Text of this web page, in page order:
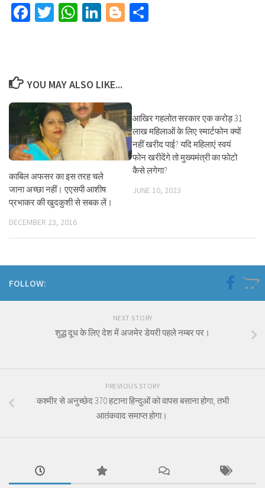
Facebook
TwitterWhatsApp
LinkedIn
Blogger
YOU MAY ALSO LIKE...
काबिल अफसर का इस तरह चले
जाना अच्छा नहीं। एएसपी आशीष
प्रभाकर की खुदकुशी से सबक लें।
DECEMBER 23, 2016
आखिर गहलोत सरकार एक करोड़ 31
लाख महिलाओं के लिए स्मार्टफोन क्यों
नहीं खरीद पाई? यदि महिलाएं स्वयं
फोन खरीदेंगे तो मुख्यमंत्री का फोटो
कैसे लगेगा?
JUNE 10, 2023
FOLLOW:
NEXT STORY
शुद्ध दूध के लिए देश में अजमेर डेयरी पहले नम्बर पर।
PREVIOUS STORY
कश्मीर से अनुच्छेद 370 हटाना हिन्दुओं को वापस बसाना होगा, तभी
आतंकवाद समाप्त होगा।